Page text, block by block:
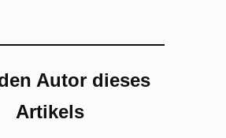
Autor dieses
Artikels